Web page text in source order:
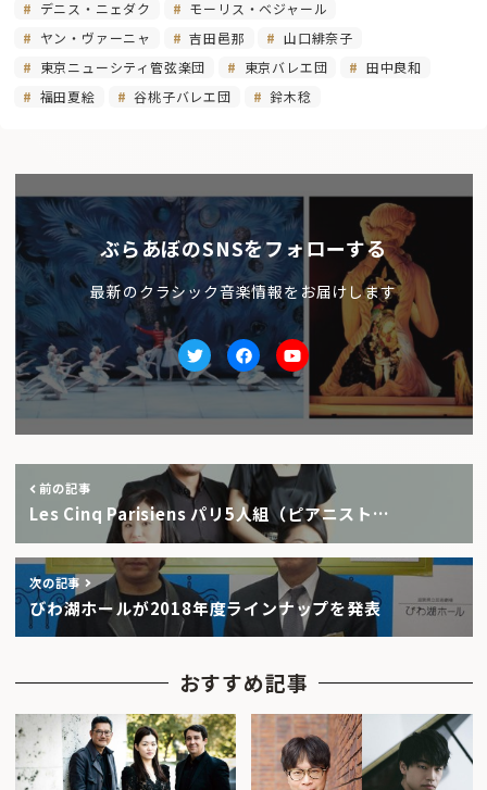
デニス・ニェダク
モーリス・ベジャール
ヤン・ヴァーニャ
吉田邑那
山口緋奈子
東京ニューシティ管弦楽団
東京バレエ団
田中良和
福田夏絵
谷桃子バレエ団 鈴木稔
ぶらあぼのSNSをフォローする
最新のクラシック音楽情報をお届けします
TwitterfacebookYoutube
前の記事
Les Cinq Parisiens パリ5人組（ピアニスト…
次の記事
びわ湖ホールが2018年度ラインナップを発表
おすすめ記事